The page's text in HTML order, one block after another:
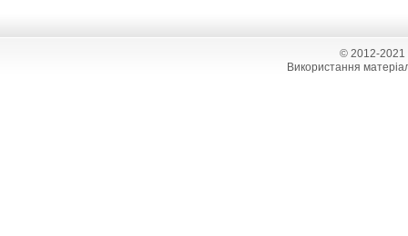
© 2012-2021
Використання